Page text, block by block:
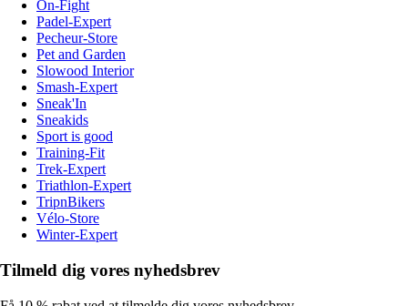
On-Fight
Padel-Expert
Pecheur-Store
Pet and Garden
Slowood Interior
Smash-Expert
Sneak'In
Sneakids
Sport is good
Training-Fit
Trek-Expert
Triathlon-Expert
TripnBikers
Vélo-Store
Winter-Expert
Tilmeld dig vores nyhedsbrev